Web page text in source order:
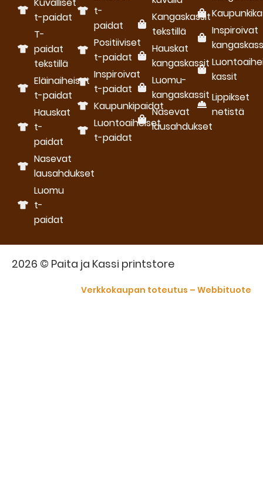
t-paidat
T-
paidat
tekstillä
Eläinaiheiset
t-paidat
Hauskat
t-
paidat
Nasevat
lausahdukset
Luomu
t-
paidat
t-
paidat
Positiiviset
t-paidat
Inspiroivat
t-paidat
Kaupunkipaidat
Luontoaiheiset
t-paidat
Kangaskassit
tekstillä
Hauskat
kangaskassit
Luomu­
kangaskassit
Nasevat
lausahdukset
Inspiroivat
kassit
Lippikset
netistä
2026 © Paita ja Kassi printstore
Verkkokaupan toteutus – Webbituote